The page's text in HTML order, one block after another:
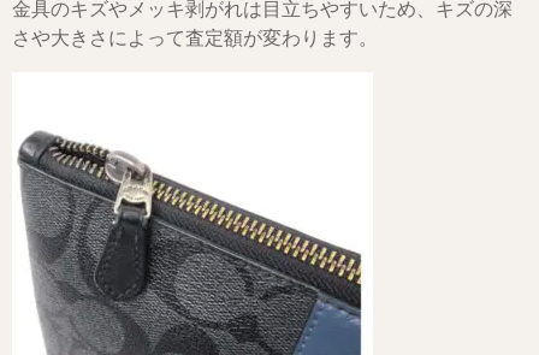
金具のキズやメッキ剥がれは目立ちやすいため、キズの深
さや大きさによって査定額が変わります。